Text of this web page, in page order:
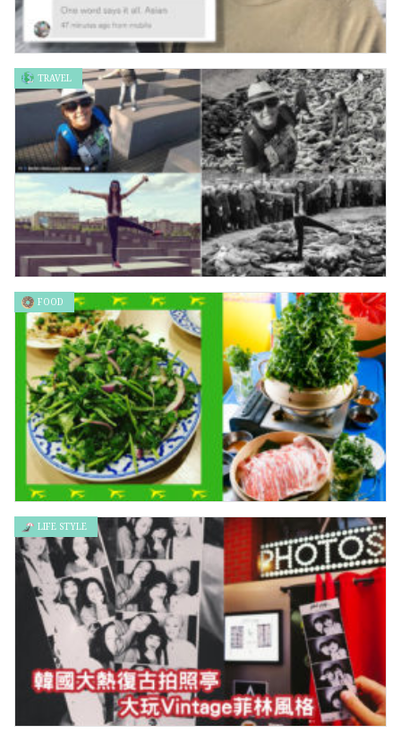
韓裔女子遭受Airbnb美國屋主歧視 判罰款5000美元
德國藝術家 Shahak Shapira 的諷刺遊客作品「Yolocaust」
TRAVEL
芫荽味芫荽味，來到日本滿口都是你～
FOOD
LIFE STYLE